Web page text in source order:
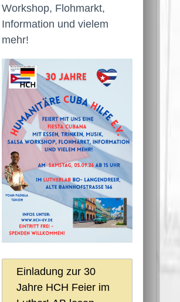
Workshop, Flohmarkt,
Information und vielem
mehr!
Einladung zur 30
Jahre HCH Feier im